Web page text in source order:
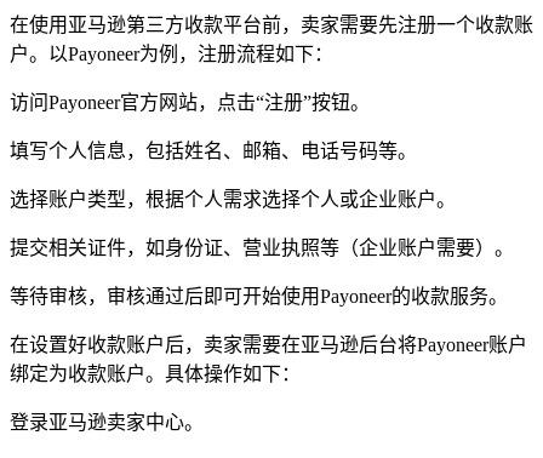
在使用亚马逊第三方收款平台前，卖家需要先注册一个收款账
户。以Payoneer为例，注册流程如下：
访问Payoneer官方网站，点击“注册”按钮。
填写个人信息，包括姓名、邮箱、电话号码等。
选择账户类型，根据个人需求选择个人或企业账户。
提交相关证件，如身份证、营业执照等（企业账户需要）。
等待审核，审核通过后即可开始使用Payoneer的收款服务。
在设置好收款账户后，卖家需要在亚马逊后台将Payoneer账户
绑定为收款账户。具体操作如下：
登录亚马逊卖家中心。